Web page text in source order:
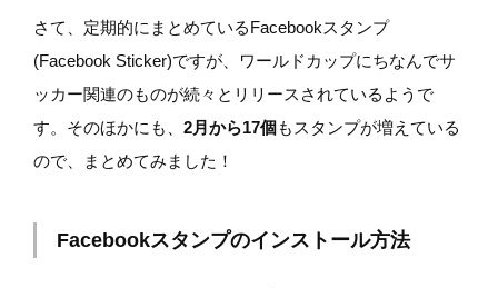
さて、定期的にまとめているFacebookスタンプ
(Facebook Sticker)ですが、ワールドカップにちなんでサ
ッカー関連のものが続々とリリースされているようで
す。そのほかにも、 2月から17個 もスタンプが増えている
ので、まとめてみました！
Facebookスタンプのインストール方法